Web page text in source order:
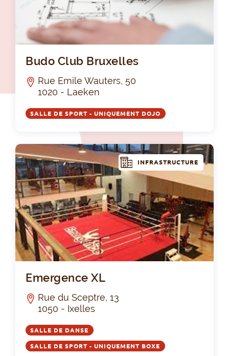
Budo Club Bruxelles
Rue Emile Wauters, 50
1020 - Laeken
SALLE DE SPORT - UNIQUEMENT DOJO
INFRASTRUCTURE
Emergence XL
Rue du Sceptre, 13
1050 - Ixelles
SALLE DE DANSE
SALLE DE SPORT - UNIQUEMENT BOXE